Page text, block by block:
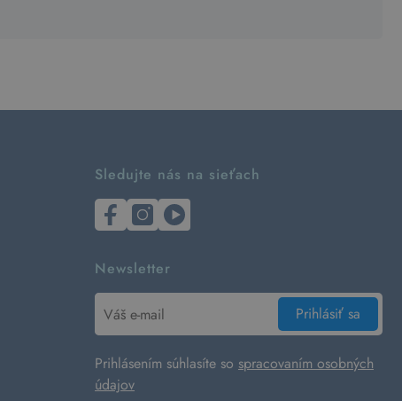
Sledujte nás na sieťach
Newsletter
Prihlásiť sa
Prihlásením súhlasíte so spracovaním osobných
údajov